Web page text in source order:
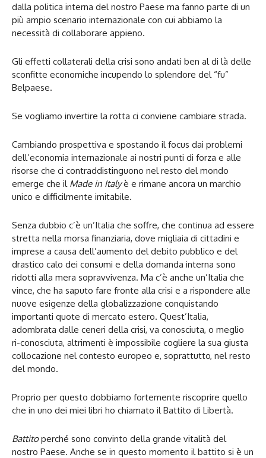
dalla politica interna del nostro Paese ma fanno parte di un
più ampio scenario internazionale con cui abbiamo la
necessità di collaborare appieno.
Gli effetti collaterali della crisi sono andati ben al di là delle
sconfitte economiche incupendo lo splendore del “fu”
Belpaese.
Se vogliamo invertire la rotta ci conviene cambiare strada.
Cambiando prospettiva e spostando il focus dai problemi
dell’economia internazionale ai nostri punti di forza e alle
risorse che ci contraddistinguono nel resto del mondo
emerge che il Made in Italyè e rimane ancora un marchio
unico e difficilmente imitabile.
Senza dubbio c’è un’Italia che soffre, che continua ad essere
stretta nella morsa finanziaria, dove migliaia di cittadini e
imprese a causa dell’aumento del debito pubblico e del
drastico calo dei consumi e della domanda interna sono
ridotti alla mera sopravvivenza. Ma c’è anche un’Italia che
vince, che ha saputo fare fronte alla crisi e a rispondere alle
nuove esigenze della globalizzazione conquistando
importanti quote di mercato estero. Quest’Italia,
adombrata dalle ceneri della crisi, va conosciuta, o meglio
ri-conosciuta, altrimenti è impossibile cogliere la sua giusta
collocazione nel contesto europeo e, soprattutto, nel resto
del mondo.
Proprio per questo dobbiamo fortemente riscoprire quello
che in uno dei miei libri ho chiamato il Battito di Libertà.
Battitoperché sono convinto della grande vitalità del
nostro Paese. Anche se in questo momento il battito si è un